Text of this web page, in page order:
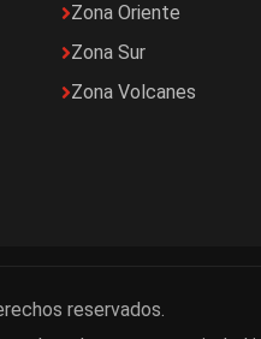
Zona Oriente
Zona Sur
Zona Volcanes
reservados.